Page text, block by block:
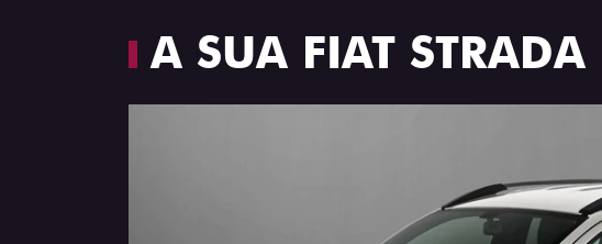
A SUA FIAT